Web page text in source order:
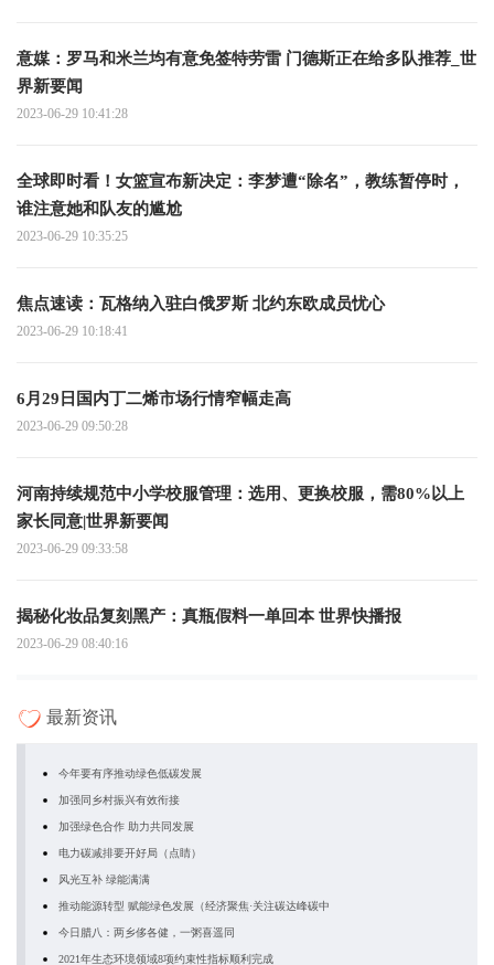
意媒：罗马和米兰均有意免签特劳雷 门德斯正在给多队推荐_世
界新要闻
2023-06-29 10:41:28
全球即时看！女篮宣布新决定：李梦遭“除名”，教练暂停时，
谁注意她和队友的尴尬
2023-06-29 10:35:25
焦点速读： 瓦格纳入驻白俄罗斯 北约东欧成员忧心
2023-06-29 10:18:41
6月29日国内丁二烯市场行情窄幅走高
2023-06-29 09:50:28
河南持续规范中小学校服管理：选用、更换校服，需80%以上
家长同意|世界新要闻
2023-06-29 09:33:58
揭秘化妆品复刻黑产：真瓶假料一单回本 世界快播报
2023-06-29 08:40:16
最新资讯
今年要有序推动绿色低碳发展
加强同乡村振兴有效衔接
加强绿色合作 助力共同发展
电力碳减排要开好局（点睛）
风光互补 绿能满满
推动能源转型 赋能绿色发展（经济聚焦·关注碳达峰碳中
今日腊八：两乡侈各健，一粥喜遥同
2021年生态环境领域8项约束性指标顺利完成